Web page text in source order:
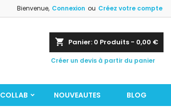
Bienvenue, Connexion ou Créez votre compte
shopping_cart Panier: 0 Produits - 0,00 €
Créer un devis à partir du panier
COLLAB NOUVEAUTES BLOG